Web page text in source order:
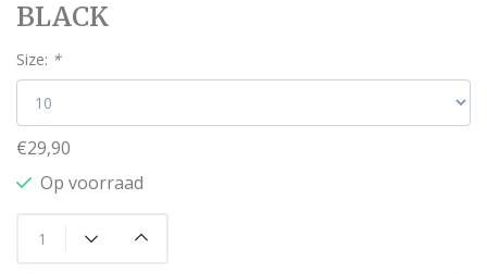
BLACK
Size: *
€29,90
Op voorraad